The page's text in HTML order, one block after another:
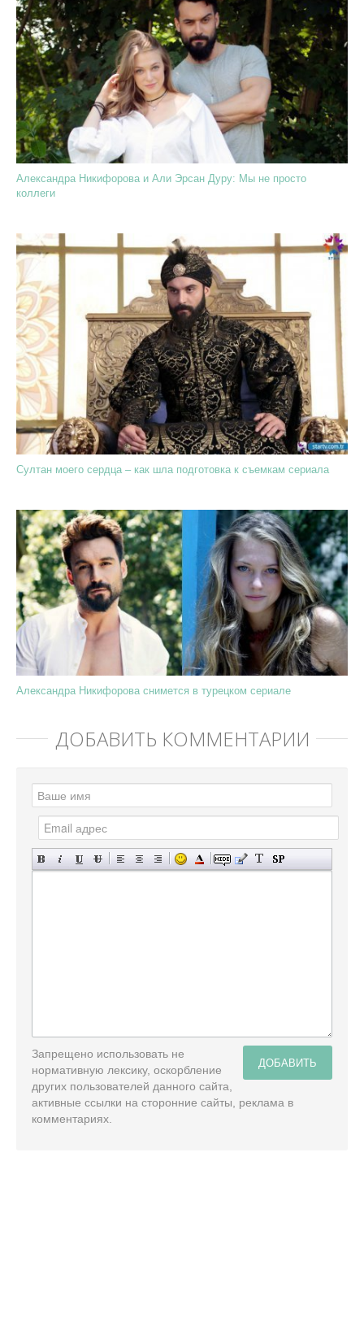
Александра Никифорова и Али Эрсан Дуру: Мы не просто
коллеги
Султан моего сердца – как шла подготовка к съемкам сериала
Александра Никифорова снимется в турецком сериале
ДОБАВИТЬ КОММЕНТАРИЙ
ДОБАВИТЬ
Запрещено использовать не
нормативную лексику, оскорбление
других пользователей данного сайта,
активные ссылки на сторонние сайты, реклама в
комментариях.